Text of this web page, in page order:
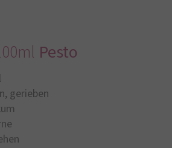
Pesto
gerieben